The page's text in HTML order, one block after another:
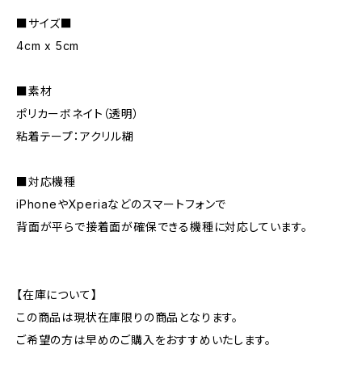
■サイズ■
4cm x 5cm
■素材
ポリカーボネイト（透明）
粘着テープ：アクリル糊
■対応機種
iPhoneやXperiaなどのスマートフォンで
背面が平らで接着面が確保できる機種に対応しています。
【在庫について】
この商品は現状在庫限りの商品となります。
ご希望の方は早めのご購入をおすすめいたします。